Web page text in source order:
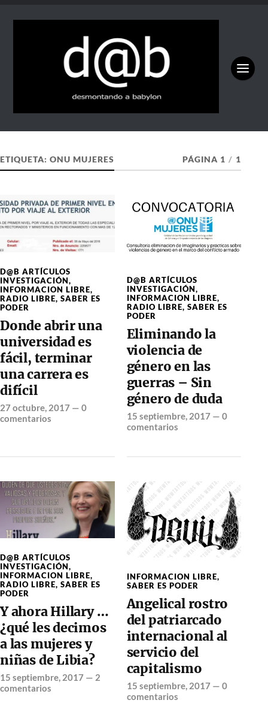
ETIQUETA: ONU MUJERES PÁGINA 1 / 1
D@B ARTÍCULOS
INVESTIGACIÓN,
INFORMACION LIBRE,
RADIO LIBRE, SABER ES
PODER
Donde abrir una
universidad es
fácil, terminar
una carrera es
difícil
27 octubre, 2017 — 0
comentarios
D@B ARTÍCULOS
INVESTIGACIÓN,
INFORMACION LIBRE,
RADIO LIBRE, SABER ES
PODER
Eliminando la
violencia de
género en las
guerras – Sin
género de duda
15 septiembre, 2017— 0
comentarios
D@B ARTÍCULOS
INVESTIGACIÓN,
INFORMACION LIBRE,
RADIO LIBRE, SABER ES
PODER
Y ahora Hillary …
¿qué les decimos
a las mujeres y
niñas de Libia?
15 septiembre, 2017 — 2
comentarios
INFORMACION LIBRE,
SABER ES PODER
Angelical rostro
del patriarcado
internacional al
servicio del
capitalismo
15 septiembre, 2017— 0
comentarios